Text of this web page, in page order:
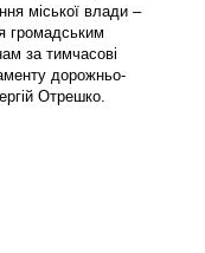
міської влади –
громадським
за тимчасові
дорожньо-
Отрешко.